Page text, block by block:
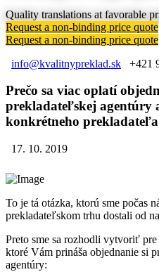
Quality translations at favorable
Request a non-binding price quote
Request a non-binding price quote
info@kvalitnypreklad.sk
+421
Prečo sa viac oplatí
prekladateľskej agentúry
konkrétneho
17. 10. 2019
To je tá otázka, ktorú sme počas
prekladateľskom trhu dostali od
Preto sme sa rozhodli vytvoriť
ktoré Vám prináša objednanie si
agentúry: